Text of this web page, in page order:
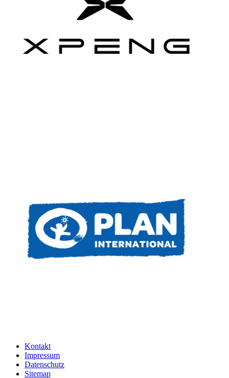
Kontakt
Impressum
Datenschutz
Sitemap